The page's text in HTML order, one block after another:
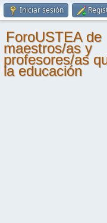
Iniciar sesión
ForoUSTEA de
maestros/as y
profesores/as
la educación